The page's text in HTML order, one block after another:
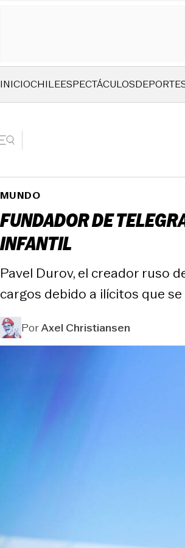
INICIOCHILEESPECTÁCULOS
MUNDO
FUNDADOR DE
INFANTIL
Pavel Durov, el creador ruso
cargos debido a ilícitos que
PorAxel Christiansen